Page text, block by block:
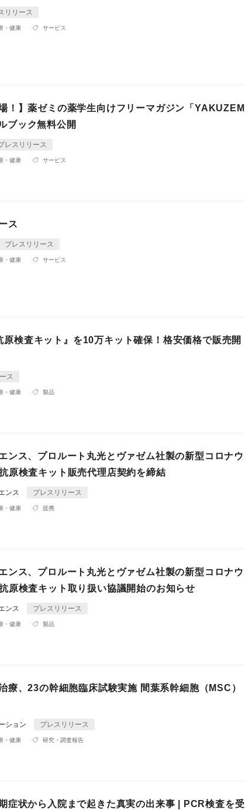
リリース
・健康 サービス
！】薬ゼミの薬学生向けフリーマガジン「YAKUZEMI
ブック無料公開
レスリリース
・健康 サービス
ス
プレスリリース
・健康 サービス
検査キット』を10万キット確保！格安価格で販売開
ス
・健康 製品
ンス、プロルート丸光とヴァゼム社製の新型コロナウ
原検査キット販売代理店契約を締結
ンス プレスリリース
・健康 提携
ンス、プロルート丸光とヴァゼム社製の新型コロナウ
原検査キット取り扱い協議開始のお知らせ
ンス プレスリリース
・健康 製品
療、23の幹細胞臨床試験実施 間葉系幹細胞（MSC）
ション プレスリリース
・健康 研究・調査報告
症状から入院まで起きた真実の出来事 | PCR検査を受